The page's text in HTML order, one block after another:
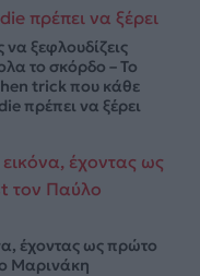
ξεφλουδίζεις
το σκόρδο – Το
trick που κάθε
πρέπει να ξέρει
έχοντας ως πρώτο
Μαρινάκη